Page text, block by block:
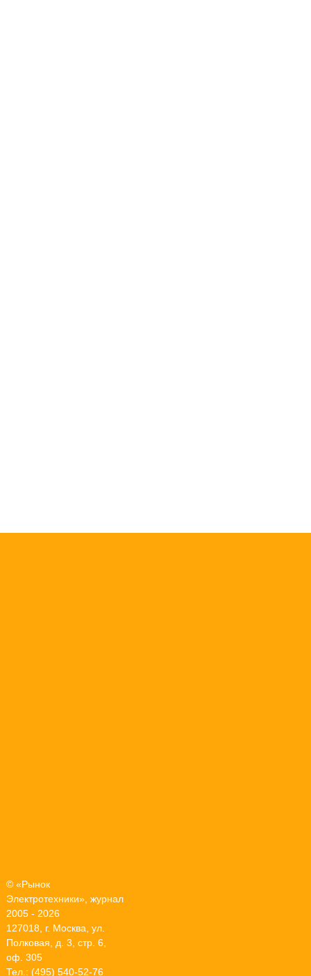
© «Рынок
Электротехники», журнал
2005 - 2026
127018, г. Москва, ул.
Полковая, д. 3, стр. 6,
оф. 305
Тел.: (495) 540-52-76